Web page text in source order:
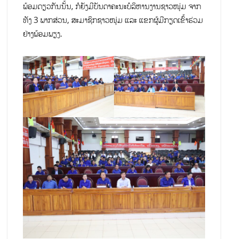
ພ້ອມດຽວກັນນັ້ນ, ກໍຍັງມີບັນດາຄະນະບໍລິຫານງານຊາວໜຸ່ມ ຈາກ
ທັງ 3 ພາກສ່ວນ, ສະມາຊິກຊາວໜຸ່ມ ແລະ ແຂກຜູ້ມີກຽດເຂົ້າຮ່ວມ
ຢ່າງພ້ອມພຽງ.